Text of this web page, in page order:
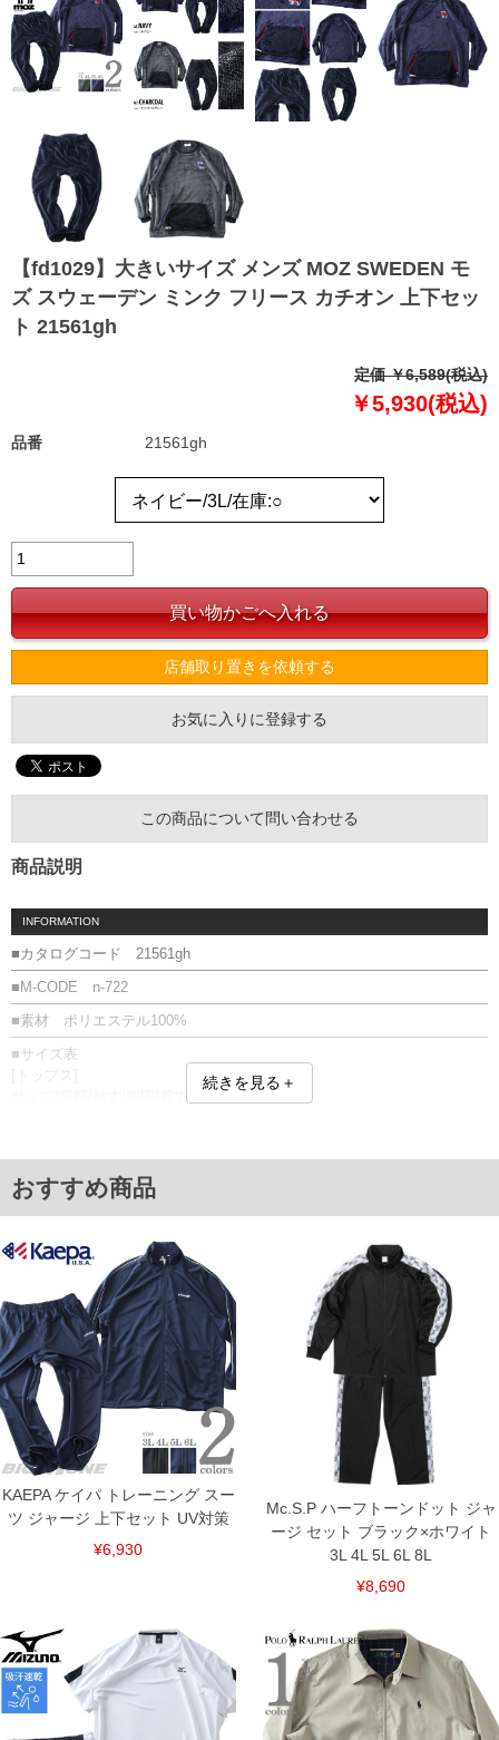
【fd1029】大きいサイズ メンズ MOZ SWEDEN モ
ズ スウェーデン ミンク フリース カチオン 上下セッ
ト 21561gh
定価 ￥6,589(税込)
￥5,930(税込)
品番 21561gh
店舗取り置きを依頼する
お気に入りに登録する
この商品について問い合わせる
商品説明
INFORMATION
■カタログコード 21561gh
■M-CODE n-722
■素材 ポリエステル100%
■サイズ表
[トップス]
サイズ/肩幅/袖丈/胸囲/着丈
5L/62/58/138/82
6L/64/58/142/84
[ボトムス]
3L/122/122/38/74/32
4L/126/126/39/74/33
5L/130/130/40/74/34
6L/134/134/41/74/35
単位はcm
※【返品交換について】
返品交換希望の方は、商品到着後1週間以内にご連絡ください。
下着(肌着)やワイシャツは商品の性質上、返品交換不可とさせて頂いております。予め
ご了承くださいませ。
※【ボトムの裾上げをご希望の場合】
裾上げ料金は500円+税となります。
備考欄に股下●cmとご記入下さい。（裾上げ無料対象商品は1本につき税込6,000円以
上の品が対象。1本5,999円以下の商品は有料（500円+税）となります。）
出荷まで約1週間～20日間程お時間を頂く場合がございます。
尚、裾上げした商品は返品・交換不可となりますので、予めご了承下さい。
一部、お直しに対応出来ない商品がございます。(例：裾にファスナーや調節ひもが付
ください。
※当店での掲載商品は、実店鋪と在庫を共用しておりますので店頭での売り違い、店
舗からのお取り寄せ等により、お客様にご迷惑をお掛けしてしまう場合がございま
す。そのようなことがない様最大限に努めておりますが、もしあった場合速やかにご
連絡させて頂きますので予めご了承ください。
続きを見る＋
おすすめ商品
KAEPA ケイパ トレーニング スー
ツ ジャージ 上下セット UV対策
¥6,930
Mc.S.P ハーフトーンドット ジャ
ージ セット ブラック×ホワイト
3L 4L 5L 6L 8L
¥8,690